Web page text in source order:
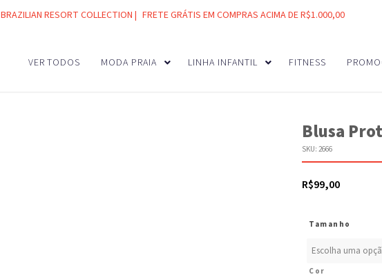
BRAZILIAN RESORT COLLECTION | FRETE GRÁTIS EM COMPRAS ACIMA DE R$1.000,00
VER TODOS MODA PRAIA LINHA INFANTIL FITNESS
Blusa
SKU:2666
R$99,00
Tamanho
Cor